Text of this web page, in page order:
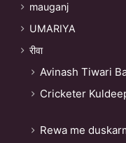
mauganj
UMARIYA
रीवा
Avinash Tiwari
Cricketer
Rewa me